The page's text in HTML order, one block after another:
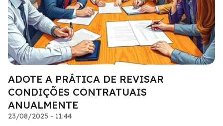
ADOTE A PRÁTICA DE REVISAR
CONDIÇÕES CONTRATUAIS
ANUALMENTE
23/08/2025 - 11:44